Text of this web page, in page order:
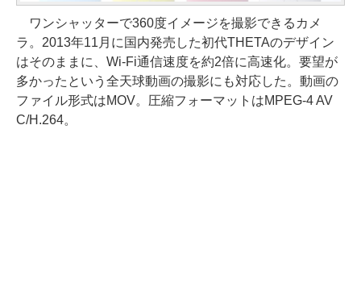
ワンシャッターで360度イメージを撮影できるカメ
ラ。2013年11月に国内発売した初代THETAのデザイン
はそのままに、Wi-Fi通信速度を約2倍に高速化。要望が
多かったという全天球動画の撮影にも対応した。動画の
ファイル形式はMOV。圧縮フォーマットはMPEG-4 AV
C/H.264。